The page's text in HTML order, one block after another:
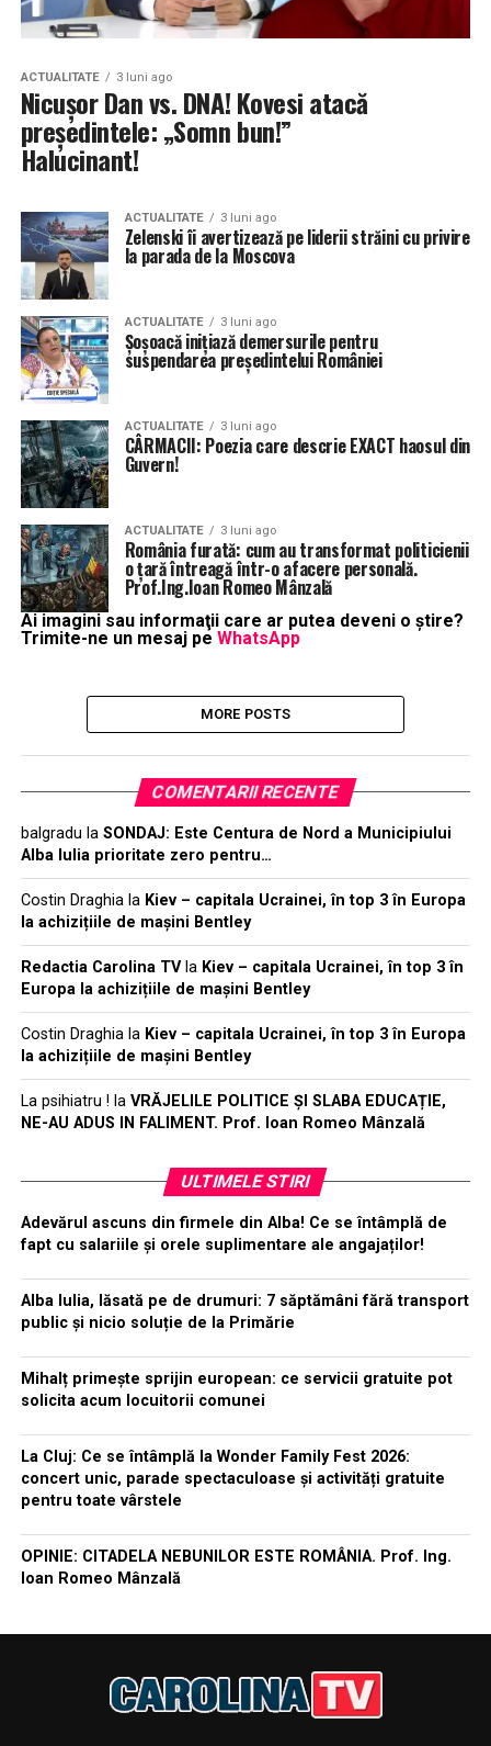
ACTUALITATE 3 luni ago
Nicușor Dan vs. DNA! Kovesi atacă
președintele: „Somn bun!”
Halucinant!
ACTUALITATE 3 luni ago
Zelenski îi avertizează pe liderii străini cu privire
la parada de la Moscova
ACTUALITATE 3 luni ago
Șoșoacă inițiază demersurile pentru
suspendarea președintelui României
ACTUALITATE 3 luni ago
CÂRMACII: Poezia care descrie EXACT haosul din
Guvern!
ACTUALITATE 3 luni ago
România furată: cum au transformat politicienii
o țară întreagă într-o afacere personală.
Prof.Ing.Ioan Romeo Mânzală
Ai imagini sau informaţii care ar putea deveni o ştire?
Trimite-ne un mesaj pe WhatsApp
MORE POSTS
COMENTARII RECENTE
balgradu la SONDAJ: Este Centura de Nord a Municipiului
Alba Iulia prioritate zero pentru…
Costin Draghiala Kiev – capitala Ucrainei, în top 3 în Europa
la achizițiile de mașini Bentley
Redactia Carolina TVla Kiev – capitala Ucrainei, în top 3 în
Europa la achizițiile de mașini Bentley
Costin Draghiala Kiev – capitala Ucrainei, în top 3 în Europa
la achizițiile de mașini Bentley
La psihiatru ! la VRĂJELILE POLITICE ȘI SLABA EDUCAȚIE,
NE-AU ADUS IN FALIMENT. Prof. Ioan Romeo Mânzală
ULTIMELE STIRI
Adevărul ascuns din firmele din Alba! Ce se întâmplă de
fapt cu salariile și orele suplimentare ale angajaților!
Alba Iulia, lăsată pe de drumuri: 7 săptămâni fără transport
public și nicio soluție de la Primărie
Mihalț primește sprijin european: ce servicii gratuite pot
solicita acum locuitorii comunei
La Cluj: Ce se întâmplă la Wonder Family Fest 2026:
concert unic, parade spectaculoase și activități gratuite
pentru toate vârstele
OPINIE: CITADELA NEBUNILOR ESTE ROMÂNIA. Prof. Ing.
Ioan Romeo Mânzală